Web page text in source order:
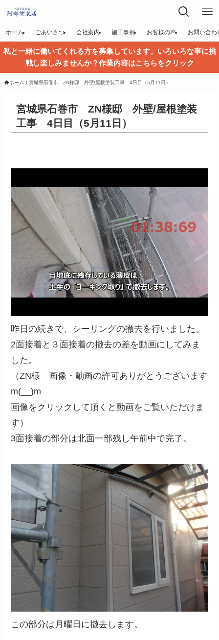
ホーム ごあいさつ 会社案内 施工事例 お客様の声 お問い合わ
私と一緒に働いてくれる方を募集しています。いろいろな事に挑
戦し楽しみませんか？作業内容はこちらをクリック
ホーム 宮城県石巻市 ZN様邸 外壁/屋根塗装工事 4日目（5月11日）
宮城県石巻市 ZN様邸 外壁/屋根塗装
工事 4日目（5月11日）
昨日の続きで、シーリングの撤去を行いました。
2面接着と３面接着の撤去の差を動画にしてみま
した。
（ZN様 画像・動画の許可ありがとうございます
m(__)m
画像をクリックして頂くと動画をご覧いただけま
す）
3面接着の部分は北面一部残し午前中で完了。
この部分は月曜日に撤去します。